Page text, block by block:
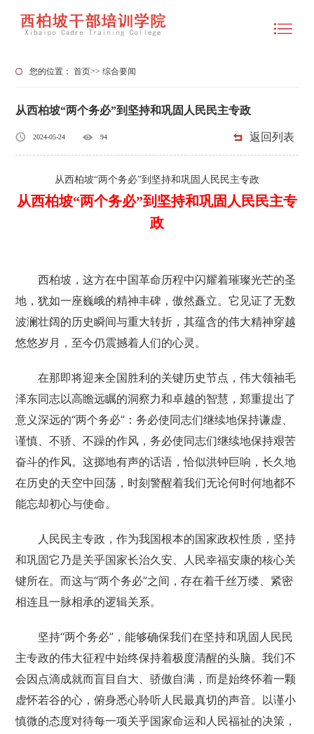
您的位置：首页>>综合要闻
从西柏坡“两个务必”到坚持和巩固人民民主专政
2024-05-24 94 返回列表
从西柏坡“两个务必”到坚持和巩固人民民主专政
从西柏坡“两个务必”到坚持和巩固人民民主专
政
西柏坡，这方在中国革命历程中闪耀着璀璨光芒的圣
地，犹如一座巍峨的精神丰碑，傲然矗立。它见证了无数
波澜壮阔的历史瞬间与重大转折，其蕴含的伟大精神穿越
悠悠岁月，至今仍震撼着人们的心灵。
在那即将迎来全国胜利的关键历史节点，伟大领袖毛
泽东同志以高瞻远瞩的洞察力和卓越的智慧，郑重提出了
意义深远的“两个务必”：务必使同志们继续地保持谦虚、
谨慎、不骄、不躁的作风，务必使同志们继续地保持艰苦
奋斗的作风。这掷地有声的话语，恰似洪钟巨响，长久地
在历史的天空中回荡，时刻警醒着我们无论何时何地都不
能忘却初心与使命。
人民民主专政，作为我国根本的国家政权性质，坚持
和巩固它乃是关乎国家长治久安、人民幸福安康的核心关
键所在。而这与“两个务必”之间，存在着千丝万缕、紧密
相连且一脉相承的逻辑关系。
坚持“两个务必”，能够确保我们在坚持和巩固人民民
主专政的伟大征程中始终保持着极度清醒的头脑。我们不
会因点滴成就而盲目自大、骄傲自满，而是始终怀着一颗
虚怀若谷的心，俯身悉心聆听人民最真切的声音。以谨小
慎微的态度对待每一项关乎国家命运和人民福祉的决策，